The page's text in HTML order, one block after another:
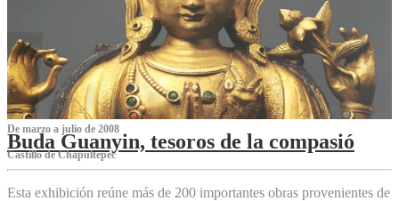
De marzo a julio de 2008
Buda Guanyin, tesoros de la compasió
Castillo de Chapultepec
Esta exhibición reúne más de 200 importantes obras provenientes de